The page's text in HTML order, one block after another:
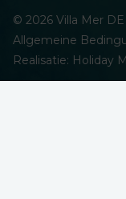
© 2026 Villa Mer DE
Allgemeine
Realisatie: Holiday